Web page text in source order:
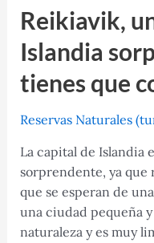
Reikiavik,
Islandia
tienes que
Reservas Naturales
La capital de Islandia
sorprendente, ya que
que se esperan de
una ciudad pequeña
naturaleza y es muy